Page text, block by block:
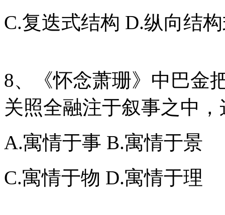
C.复迭式结构 D.纵向结
8、《怀念萧珊》中巴金
关照全融注于叙事之中
A.寓情于事 B.寓情于景
C.寓情于物 D.寓情于理